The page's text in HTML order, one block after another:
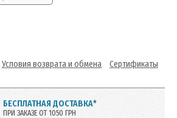
Условия возврата и обмена Сертификаты
БЕСПЛАТНАЯ ДОСТАВКА*
ПРИ ЗАКАЗЕ ОТ 1050 ГРН